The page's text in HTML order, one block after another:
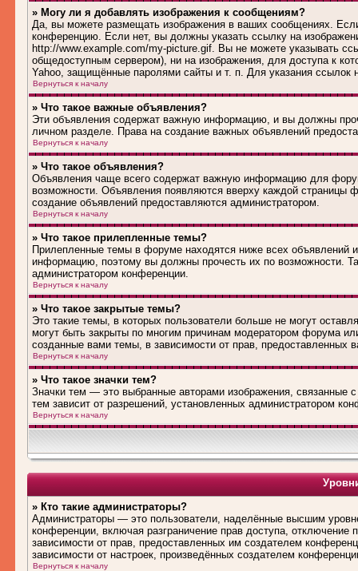
» Могу ли я добавлять изображения к сообщениям?
Да, вы можете размещать изображения в ваших сообщениях.
конференцию. Если нет, вы должны указать ссылку на
http://www.example.com/my-picture.gif. Вы не можете указывать
общедоступным сервером), ни на изображения, для доступа к
Yahoo, защищённые паролями сайты и т. п. Для указания ссылок
Вернуться к началу
» Что такое важные объявления?
Эти объявления содержат важную информацию, и вы должны
личном разделе. Права на создание важных объявлений
Вернуться к началу
» Что такое объявления?
Объявления чаще всего содержат важную информацию для
возможности. Объявления появляются вверху каждой
создание объявлений предоставляются администратором.
Вернуться к началу
» Что такое прилепленные темы?
Прилепленные темы в форуме находятся ниже всех объявлений
информацию, поэтому вы должны прочесть их по возможности.
администратором конференции.
Вернуться к началу
» Что такое закрытые темы?
Это такие темы, в которых пользователи больше не могут
могут быть закрыты по многим причинам модератором форума
созданные вами темы, в зависимости от прав, предоставленных
Вернуться к началу
» Что такое значки тем?
Значки тем — это выбранные авторами изображения, связанные
тем зависит от разрешений, установленных администратором
Вернуться к началу
» Кто такие администраторы?
Администраторы — это пользователи, наделённые высшим
конференции, включая разграничение прав доступа, отключение
зависимости от прав, предоставленных им создателем
зависимости от настроек, произведённых создателем
Вернуться к началу